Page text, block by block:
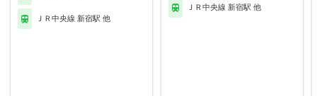
ＪＲ中央線 新宿駅 他
ＪＲ中央線 新宿駅 他